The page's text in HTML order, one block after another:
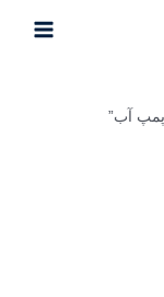
آب”